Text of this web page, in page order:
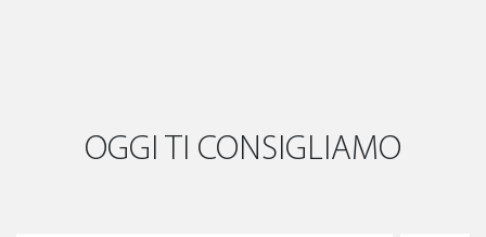
OGGI TI CONSIGLIAMO